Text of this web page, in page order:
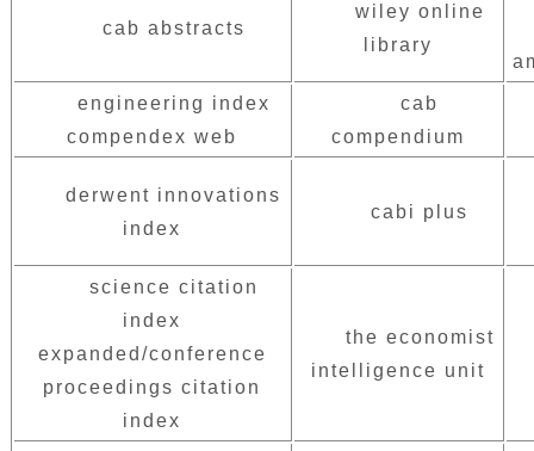
cab abstracts
wiley online
library
engineering index
compendex web
cab
compendium
derwent innovations
index
cabi plus
science citation
index
expanded/conference
proceedings citation
index
the economist
intelligence unit